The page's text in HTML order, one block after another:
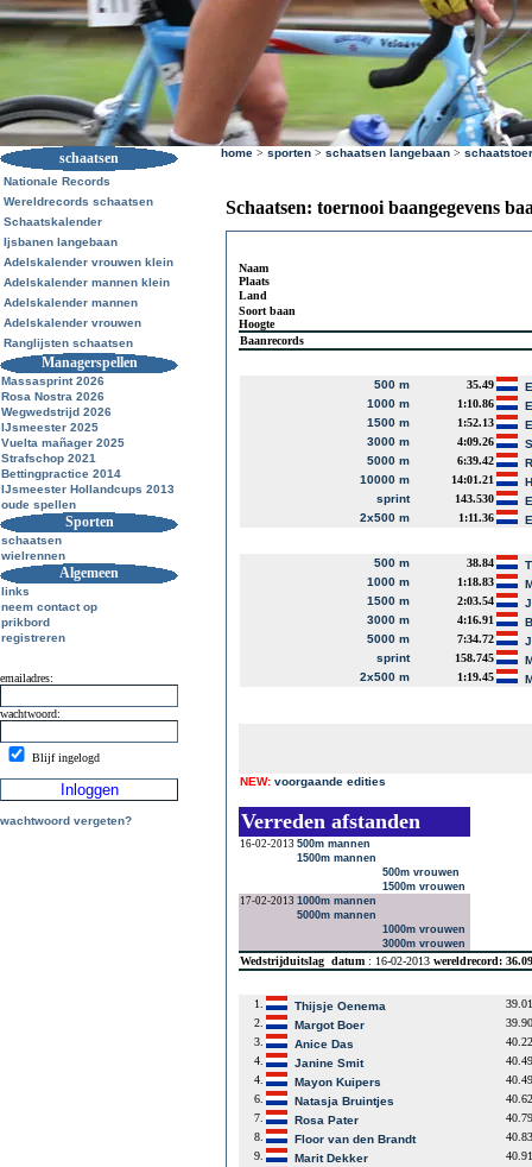
schaatsen
Nationale Records
Wereldrecords schaatsen
Schaatskalender
Ijsbanen langebaan
Adelskalender vrouwen klein
Adelskalender mannen klein
Adelskalender mannen
Adelskalender vrouwen
Ranglijsten schaatsen
Managerspellen
Massasprint 2026
Rosa Nostra 2026
Wegwedstrijd 2026
IJsmeester 2025
Vuelta mañager 2025
Strafschop 2021
Bettingpractice 2014
IJsmeester Hollandcups 2013
oude spellen
Sporten
schaatsen
wielrennen
Algemeen
links
neem contact op
prikbord
registreren
emailadres:
wachtwoord:
Blijf ingelogd
wachtwoord vergeten?
home > sporten > schaatsen langebaan >
Schaatsen: toernooi baangegevens
Naam
Plaats
Land
Soort baan
Hoogte
Baanrecords
500 m 35.49
1000 m
1:10.86
1500 m
1:52.13
3000 m
4:09.26
5000 m
6:39.42
10000 m
14:01.21
sprint
143.530
2x500 m
1:11.36
500 m 38.84
1000 m
1:18.83
1500 m
2:03.54
3000 m
4:16.91
5000 m
7:34.72
sprint
158.745
2x500 m
1:19.45
NEW: voorgaande edities
Verreden afstanden
16-02-2013 500m mannen
1500m mannen
500m vrouwen
1500m vrouwen
17-02-2013 1000m mannen
5000m mannen
1000m vrouwen
3000m vrouwen
Wedstrijduitslag datum : 16-02-2013 wereldrecord:
1. Thijsje Oenema
39.01
2.
Margot Boer
39.90
3.
Anice Das
40.22
4.
Janine Smit
40.49
4.
Mayon Kuipers
40.49
6.
Natasja Bruintjes
40.62
7.
Rosa Pater
40.79
8.
Floor van den Brandt
40.83
9.
Marit Dekker
40.91